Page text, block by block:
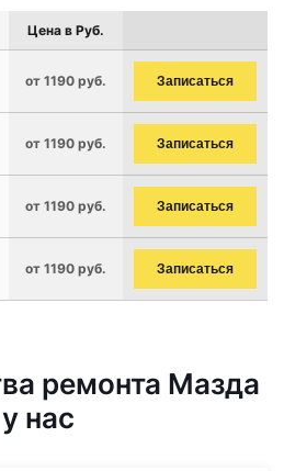
Цена в Руб.
от 1190 руб. Записаться
от 1190 руб. Записаться
от 1190 руб. Записаться
от 1190 руб. Записаться
ремонта Мазда
у нас